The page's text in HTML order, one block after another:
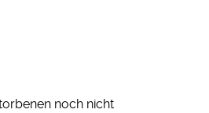
noch nicht